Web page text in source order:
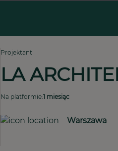
Projektant
LA
Na platformie:1 miesiąc
Warszawa